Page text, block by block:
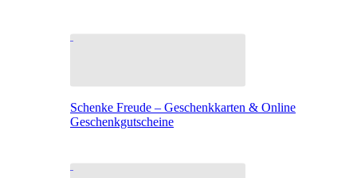
Schenke Freude – Geschenkkarten & Online
Geschenkgutscheine